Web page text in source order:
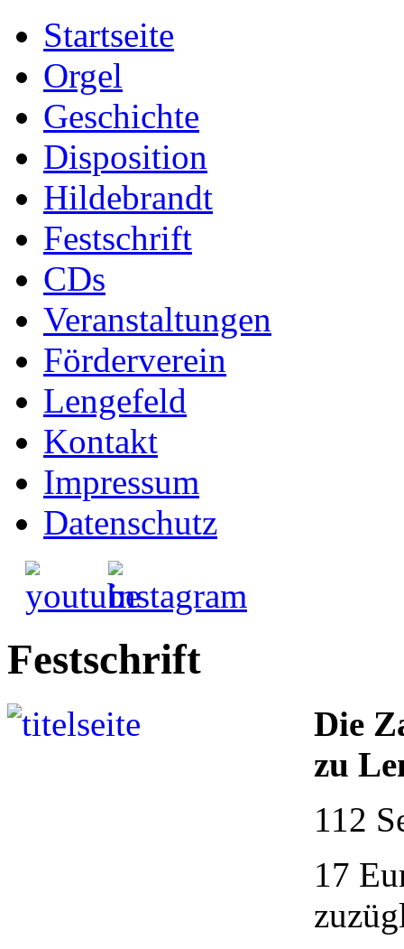
Startseite
Orgel
Geschichte
Disposition
Hildebrandt
Festschrift
CDs
Veranstaltungen
Förderverein
Lengefeld
Kontakt
Impressum
Datenschutz
Festschrift
Die
zu
112
17